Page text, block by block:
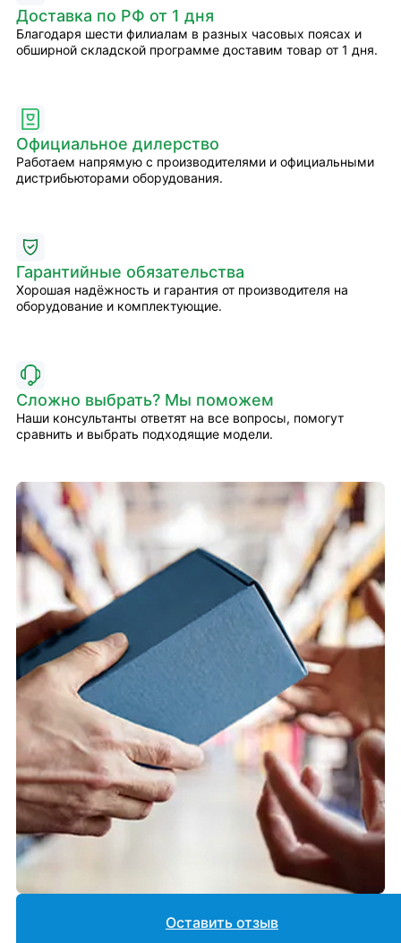
Доставка по РФ от 1 дня
Благодаря шести филиалам в разных часовых поясах и
обширной складской программе доставим товар от 1 дня.
Официальное дилерство
Работаем напрямую с производителями и официальными
дистрибьюторами оборудования.
Гарантийные обязательства
Хорошая надёжность и гарантия от производителя на
оборудование и комплектующие.
Сложно выбрать? Мы поможем
Наши консультанты ответят на все вопросы, помогут
сравнить и выбрать подходящие модели.
Оставить отзыв